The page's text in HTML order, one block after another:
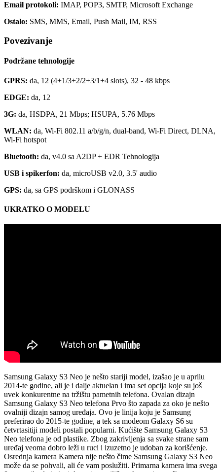
Email protokoli: IMAP, POP3, SMTP, Microsoft Exchange
Ostalo: SMS, MMS, Email, Push Mail, IM, RSS
Povezivanje
Podržane tehnologije
GPRS: da, 12 (4+1/3+2/2+3/1+4 slots), 32 - 48 kbps
EDGE: da, 12
3G: da, HSDPA, 21 Mbps; HSUPA, 5.76 Mbps
WLAN: da, Wi-Fi 802.11 a/b/g/n, dual-band, Wi-Fi Direct, DLNA,
Wi-Fi hotspot
Bluetooth: da, v4.0 sa A2DP + EDR Tehnologija
USB i spikerfon: da, microUSB v2.0, 3.5' audio
GPS: da, sa GPS podrškom i GLONASS
UKRATKO O MODELU
Samsung Galaxy S3 Neo je nešto stariji model, izašao je u aprilu
2014-te godine, ali je i dalje aktuelan i ima set opcija koje su još
uvek konkurentne na tržištu pametnih telefona. Ovalan dizajn
Samsung Galaxy S3 Neo telefona Prvo što zapada za oko je nešto
ovalniji dizajn samog uređaja. Ovo je linija koju je Samsung
preferirao do 2015-te godine, a tek sa modeom Galaxy S6 su
četvrtasitiji modeli postali popularni. Kućište Samsung Galaxy S3
Neo telefona je od plastike. Zbog zakrivljenja sa svake strane sam
uređaj veoma dobro leži u ruci i izuzetno je udoban za korišćenje.
Osrednja kamera Kamera nije nešto čime Samsung Galaxy S3 Neo
može da se pohvali, ali će vam poslužiti. Primarna kamera ima svega